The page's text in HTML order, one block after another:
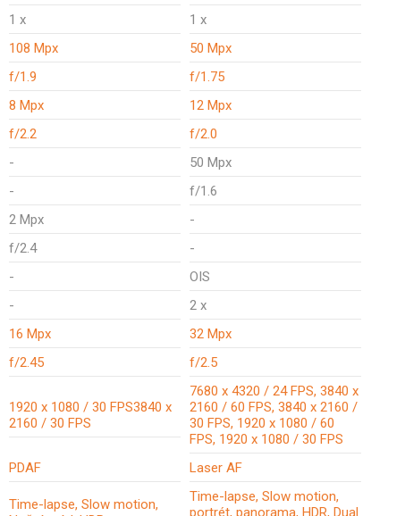
1 x
1 x
108 Mpx
50 Mpx
f/1.9
f/1.75
8 Mpx
12 Mpx
f/2.2
f/2.0
-
50 Mpx
-
f/1.6
2 Mpx
-
f/2.4
-
-
OIS
-
2 x
16 Mpx
32 Mpx
f/2.45 f/2.5
1920 x 1080 / 30 FPS3840 x
2160 / 30 FPS
7680 x 4320 / 24 FPS, 3840 x
2160 / 60 FPS, 3840 x 2160 /
30 FPS, 1920 x 1080 / 60
FPS, 1920 x 1080 / 30 FPS
PDAF Laser AF
Time-lapse, Slow motion,
Time-lapse, Slow motion,
portrét, panorama, HDR, Dual